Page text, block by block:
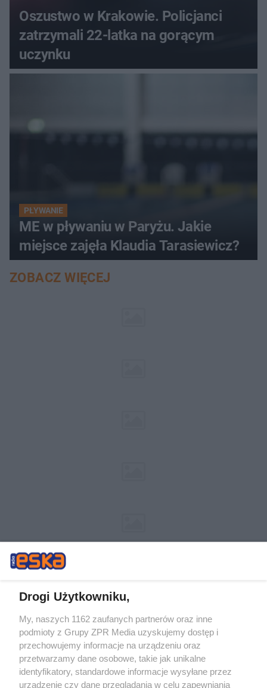
Oszustwo w Krakowie. Policjanci
zatrzymali 22-latka na gorącym
uczynku
PŁYWANIE
ME w pływaniu w Paryżu. Jakie
miejsce zajęła Klaudia Tarasiewicz?
ZOBACZ WIĘCEJ
Żaden utwór zamieszczony w serwisie nie może być powielany i
rozpowszechniany lub dalej rozpowszechniany w jakikolwiek sposób (w
tym także elektroniczny lub mechaniczny) na jakimkolwiek polu
eksploatacji w jakiejkolwiek formie, włącznie z umieszczaniem w
Internecie bez pisemnej zgody właściciela praw. Jakiekolwiek użycie lub
wykorzystanie utworów w całości lub w części z naruszeniem prawa,
tzn. bez właściwej zgody, jest zabronione pod groźbą kary i może być
Drogi Użytkowniku,
My, naszych 1162 zaufanych partnerów oraz inne
podmioty z Grupy ZPR Media uzyskujemy dostęp i
przechowujemy informacje na urządzeniu oraz
przetwarzamy dane osobowe, takie jak unikalne
identyfikatory, standardowe informacje wysyłane przez
urządzenie czy dane przeglądania w celu zapewniania